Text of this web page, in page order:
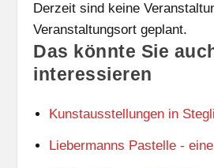
i
e
e
Derzeit sind keine
Veranstaltungsort geplant.
Das könnte Sie
interessieren
Kunstausstellungen in
Liebermanns Pastelle -